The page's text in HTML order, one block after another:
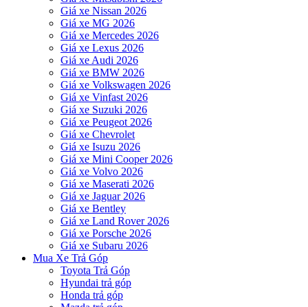
Giá xe Nissan 2026
Giá xe MG 2026
Giá xe Mercedes 2026
Giá xe Lexus 2026
Giá xe Audi 2026
Giá xe BMW 2026
Giá xe Volkswagen 2026
Giá xe Vinfast 2026
Giá xe Suzuki 2026
Giá xe Peugeot 2026
Giá xe Chevrolet
Giá xe Isuzu 2026
Giá xe Mini Cooper 2026
Giá xe Volvo 2026
Giá xe Maserati 2026
Giá xe Jaguar 2026
Giá xe Bentley
Giá xe Land Rover 2026
Giá xe Porsche 2026
Giá xe Subaru 2026
Mua Xe Trả Góp
Toyota Trả Góp
Hyundai trả góp
Honda trả góp